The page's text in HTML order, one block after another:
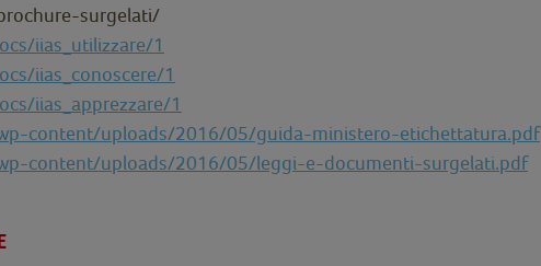
surgelati/
iias_utilizzare/1
iias_conoscere/1
iias_apprezzare/1
content/uploads/2016/05/guida-ministero-etichettatura.pdf
content/uploads/2016/05/leggi-e-documenti-surgelati.pdf